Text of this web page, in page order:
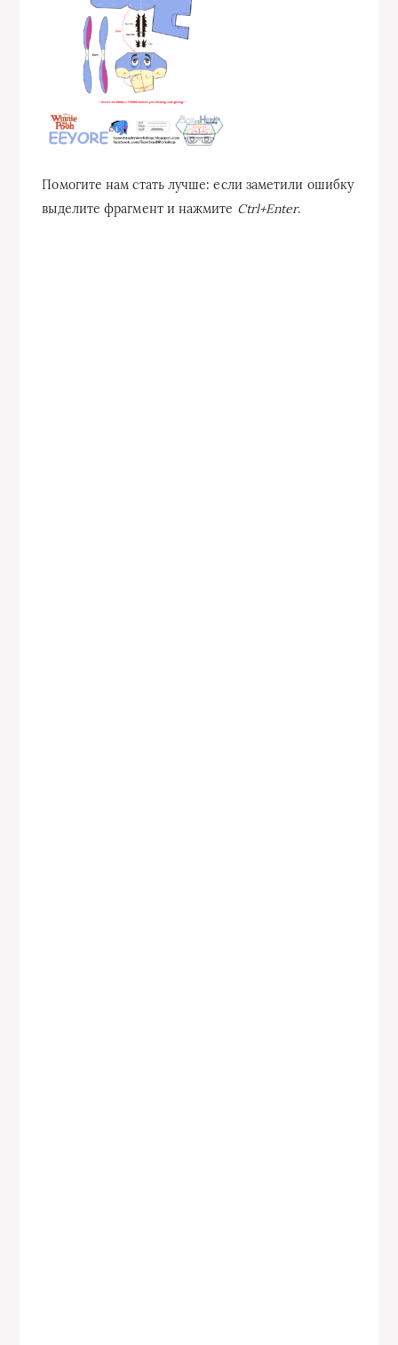
Помогите нам стать лучше: если заметили ошибку
выделите фрагмент и нажмите Ctrl+Enter.